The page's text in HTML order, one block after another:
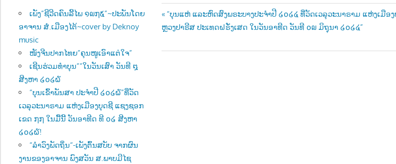
Post
navigation
Previous
Post:
“ບຸນແຫ່ ແລະຫົດສົງພຣະບາງປະຈຳປີ ໒໐໒໔ ທີ່ວັດເວລຸວະນາຣາມ ແຫ່ງເມືອ
ຫຼວງປາຣີສ ປະເທດຝຣັ່ງເສດ ໃນວັນອາທີດ ວັນທີ ໐໙ ມິຖຸນາ ໒໐໒໔”
ເພັງ”ຊີວີດຄົນລີ້ໄພ ໑໙໗໕”~ປະພັນໂດຍ
ອາຈານ ສໍ.ເມືອງໄຕ້~cover by Deknoy
music
ໜັງຈີນປາກໄທຍ”ຄຸນໜູເອົາແຕ່ໃຈ”
ເຊີນຮ່ວມທຳບຸນ””ໃນວັນເສົາ ວັນທີ ໘
ສີງຫາ ໒໐໒໖
“ບຸນເຂົ້າພັນສາ ປະຈຳປີ ໒໐໒໖”ທີ່ວັດ
ເວລຸວະນາຣາມ ແຫ່ງເມືອງບຸດຊີ ແຊງຊອກ
ເຂດ ໗໗ ໃນມື້ນີ້ ວັນອາທີດ ທີ ໐໒ ສີງຫາ
໒໐໒໖!
“ລຳວົງພັດຖິ່ນ“-ເພັງຕົ້ນສບັບ ຈາກຜົນ
ງານຂອງອາຈານ ພົງສວັນ ສ.ພາບມີໄຊ